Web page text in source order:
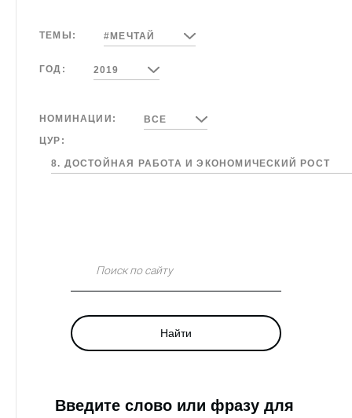
ТЕМЫ: #МЕЧТАЙ
ГОД: 2019
НОМИНАЦИИ:
ВСЕ
ЦУР:
8. ДОСТОЙНАЯ РАБОТА И ЭКОНОМИЧЕСКИЙ РОСТ
Поиск по сайту
Найти
Введите слово или фразу для